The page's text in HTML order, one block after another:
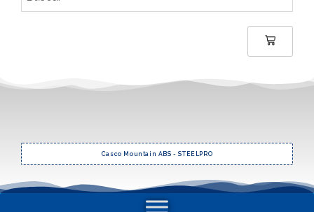
Casco Mountain ABS - STEELPRO